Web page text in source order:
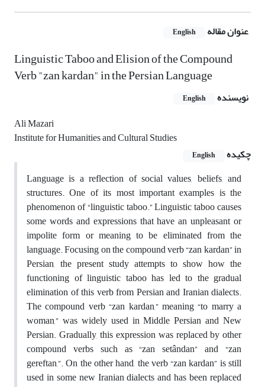
عنوان مقاله English
Linguistic Taboo and Elision of the Compound
Verb "zan kardan" in the Persian Language
نویسنده English
Ali Mazari
Institute for Humanities and Cultural Studies
چکیده
English
Language is a reflection of social values, beliefs, and
structures. One of its most important examples is the
phenomenon of “linguistic taboo.” Linguistic taboo causes
some words and expressions that have an unpleasant or
impolite form or meaning to be eliminated from the
language. Focusing on the compound verb “zan kardan” in
Persian, the present study attempts to show how the
functioning of linguistic taboo has led to the gradual
elimination of this verb from Persian and Iranian dialects.
The compound verb “zan kardan,” meaning “to marry a
woman,” was widely used in Middle Persian and New
Persian. Gradually, this expression was replaced by other
compound verbs such as “zan setândan” and “zan
gereftan,”. On the other hand, the verb “zan kardan” is still
used in some new Iranian dialects and has been replaced